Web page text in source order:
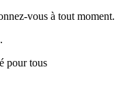
vous à tout moment.
.
pour tous